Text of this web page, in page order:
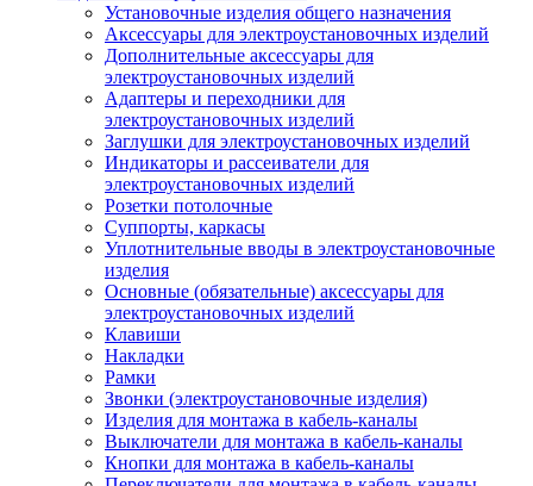
Установочные изделия общего назначения
Аксессуары для электроустановочных изделий
Дополнительные аксессуары для
электроустановочных изделий
Адаптеры и переходники для
электроустановочных изделий
Заглушки для электроустановочных изделий
Индикаторы и рассеиватели для
электроустановочных изделий
Розетки потолочные
Суппорты, каркасы
Уплотнительные вводы в электроустановочные
изделия
Основные (обязательные) аксессуары для
электроустановочных изделий
Клавиши
Накладки
Рамки
Звонки (электроустановочные изделия)
Изделия для монтажа в кабель-каналы
Выключатели для монтажа в кабель-каналы
Кнопки для монтажа в кабель-каналы